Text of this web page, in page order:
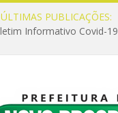
ÚLTIMAS PUBLICAÇÕES:
Informativo Covid-19